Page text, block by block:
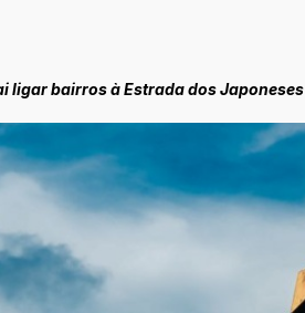
ligar bairros à Estrada dos Japoneses